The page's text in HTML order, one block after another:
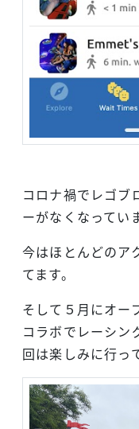
コロナ禍でレゴブ
ーがなくなってい
今はほとんどのア
てます。
そして５月にオー
コラボでレーシン
回は楽しみに行っ